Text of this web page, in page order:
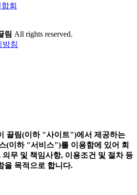
회
림 All rights reserved.
방침
끌림(이하 "사이트")에서 제공하는
(이하 "서비스")를 이용함에 있어 회
무 및 책임사항, 이용조건 및 절차 등
을 목적으로 합니다.